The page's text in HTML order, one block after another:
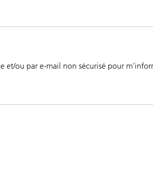
et/ou par e-mail non sécurisé pour